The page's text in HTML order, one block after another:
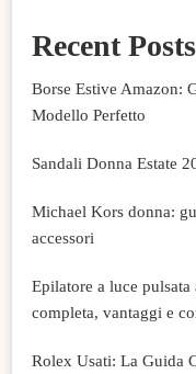
Recent Posts
Borse Estive Amazon:
Modello Perfetto
Sandali Donna Estate
Michael Kors donna:
accessori
Epilatore a luce
completa, vantaggi e
Rolex Usati: La Guida